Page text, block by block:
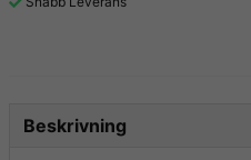
Beskrivning